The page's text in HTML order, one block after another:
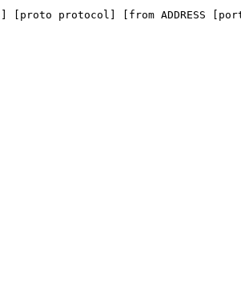
protocol] [from ADDRESS [port